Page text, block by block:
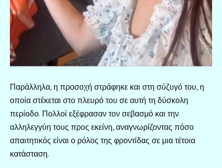
Παράλληλα, η προσοχή στράφηκε και στη σύζυγό του, η
οποία στέκεται στο πλευρό του σε αυτή τη δύσκολη
περίοδο. Πολλοί εξέφρασαν τον σεβασμό και την
αλληλεγγύη τους προς εκείνη, αναγνωρίζοντας πόσο
απαιτητικός είναι ο ρόλος της φροντίδας σε μια τέτοια
κατάσταση.